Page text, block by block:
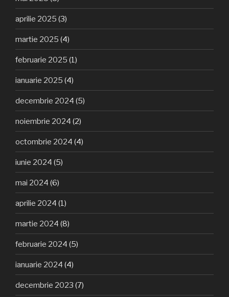
aprilie 2025 (3)
martie 2025 (4)
februarie 2025 (1)
ianuarie 2025 (4)
decembrie 2024 (5)
noiembrie 2024 (2)
octombrie 2024 (4)
iunie 2024 (5)
mai 2024 (6)
aprilie 2024 (1)
martie 2024 (8)
februarie 2024 (5)
ianuarie 2024 (4)
decembrie 2023 (7)